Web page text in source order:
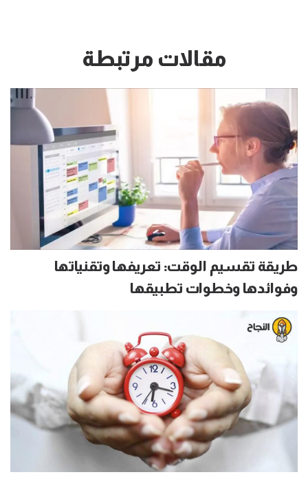
مقالات مرتبطة
طريقة تقسيم الوقت: تعريفها وتقنياتها
وفوائدها وخطوات تطبيقها